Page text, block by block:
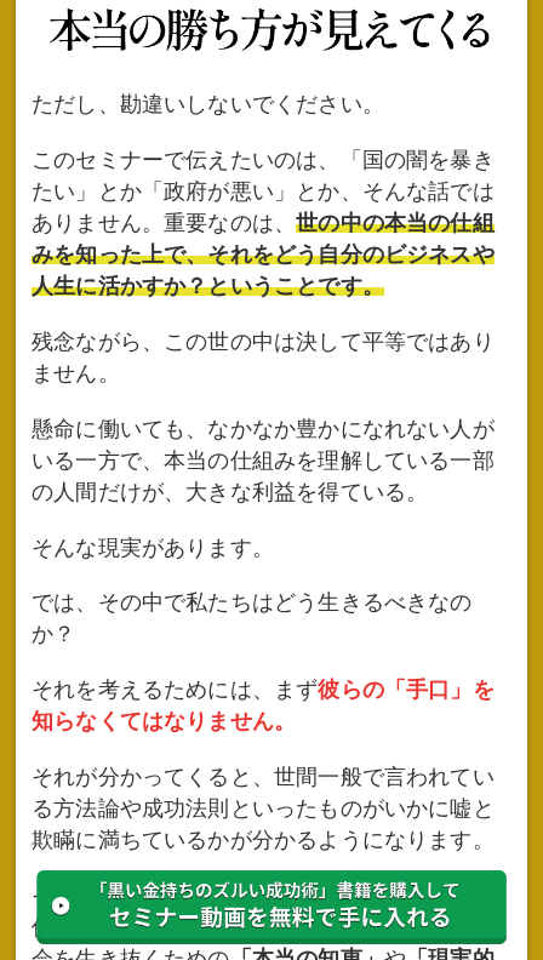
ただし、勘違いしないでください。
このセミナーで伝えたいのは、「国の闇を暴き
たい」とか「政府が悪い」とか、そんな話では
ありません。重要なのは、世の中の本当の仕組
みを知った上で、それをどう自分のビジネスや
人生に活かすか？ということです。
残念ながら、この世の中は決して平等ではあり
ません。
懸命に働いても、なかなか豊かになれない人が
いる一方で、本当の仕組みを理解している一部
の人間だけが、大きな利益を得ている。
そんな現実があります。
では、その中で私たちはどう生きるべきなの
か？
それを考えるためには、まず彼らの「手口」を
知らなくてはなりません。
それが分かってくると、世間一般で言われてい
る方法論や成功法則といったものがいかに嘘と
欺瞞に満ちているかが分かるようになります。
そして、書籍『黒い金持ちのズルい成功術』と
併せてこの動画を見ることで、この不条理な社